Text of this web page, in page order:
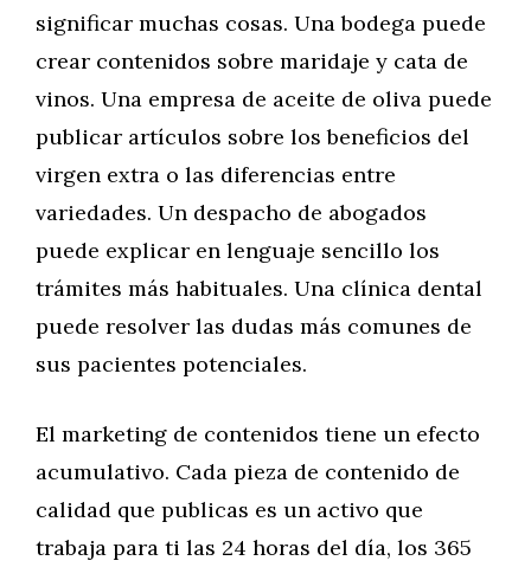
significar muchas cosas. Una bodega puede
crear contenidos sobre maridaje y cata de
vinos. Una empresa de aceite de oliva puede
publicar artículos sobre los beneficios del
virgen extra o las diferencias entre
variedades. Un despacho de abogados
puede explicar en lenguaje sencillo los
trámites más habituales. Una clínica dental
puede resolver las dudas más comunes de
sus pacientes potenciales.
El marketing de contenidos tiene un efecto
acumulativo. Cada pieza de contenido de
calidad que publicas es un activo que
trabaja para ti las 24 horas del día, los 365